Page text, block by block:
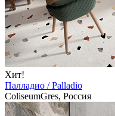
Хит!
Палладио / Palladio
ColiseumGres, Россия